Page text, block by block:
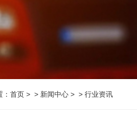
首页 > > 新闻中心 > > 行业资讯